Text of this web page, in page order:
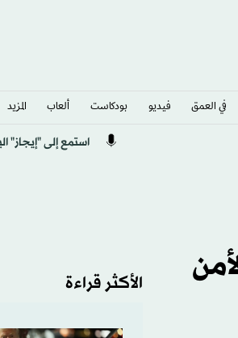
في العمق فيديو بودكاست ألعاب المزيد
استمع إلى "إيجاز"
الأكثر قراءة